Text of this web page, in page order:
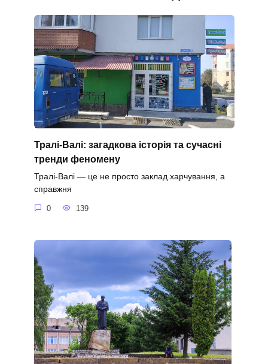
Тралі-Валі: загадкова історія та сучасні
тренди феномену
Тралі-Валі — це не просто заклад харчування, а
справжня
0 139